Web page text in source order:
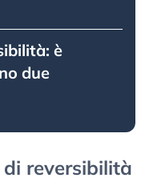
è
due
reversibilità